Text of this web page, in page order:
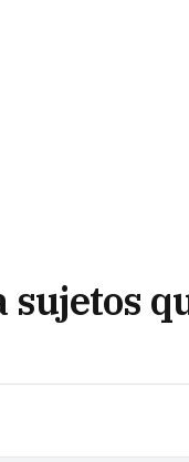
sujetos